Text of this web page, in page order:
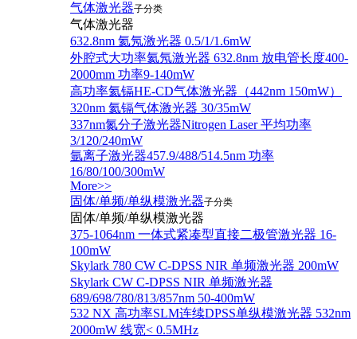
气体激光器子分类
气体激光器
632.8nm 氦氖激光器 0.5/1/1.6mW
外腔式大功率氦氖激光器 632.8nm 放电管长度400-
2000mm 功率9-140mW
高功率氦镉HE-CD气体激光器（442nm 150mW）
320nm 氦镉气体激光器 30/35mW
337nm氮分子激光器Nitrogen Laser 平均功率
3/120/240mW
氩离子激光器457.9/488/514.5nm 功率
16/80/100/300mW
More>>
固体/单频/单纵模激光器子分类
固体/单频/单纵模激光器
375-1064nm 一体式紧凑型直接二极管激光器 16-
100mW
Skylark 780 CW C-DPSS NIR 单频激光器 200mW
Skylark CW C-DPSS NIR 单频激光器
689/698/780/813/857nm 50-400mW
532 NX 高功率SLM连续DPSS单纵模激光器 532nm
2000mW 线宽< 0.5MHz